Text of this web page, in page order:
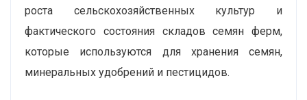
роста сельскохозяйственных культур и
фактического состояния складов семян ферм,
которые используются для хранения семян,
минеральных удобрений и пестицидов.